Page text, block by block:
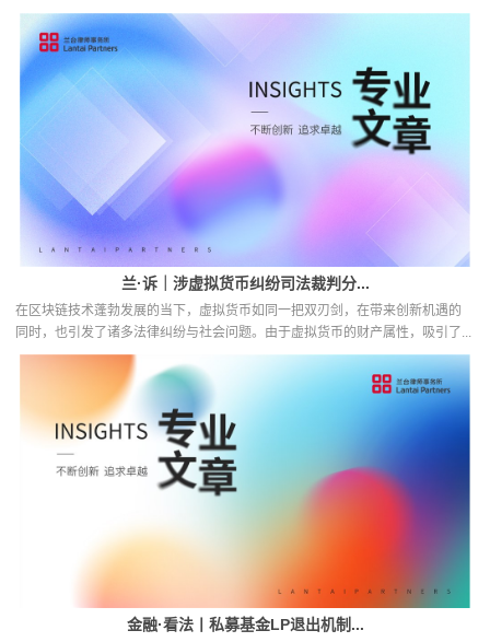
兰·诉｜涉虚拟货币纠纷司法裁判分...
在区块链技术蓬勃发展的当下，虚拟货币如同一把双刃剑，在带来创新机遇的
同时，也引发了诸多法律纠纷与社会问题。由于虚拟货币的财产属性，吸引了...
金融·看法丨私募基金LP退出机制...